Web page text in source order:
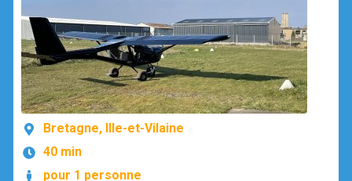
Bretagne, Ille-et-Vilaine
40 min
pour 1 personne